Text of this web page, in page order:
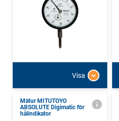
Visa
Mätur MITUTOYO
ABSOLUTE Digimatic för
hålindikator